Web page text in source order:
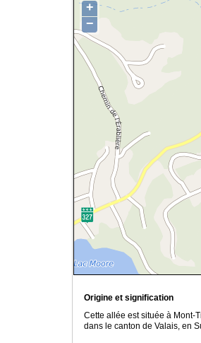
+
−
Origine et signification
Cette allée est située à Mont-
dans le canton de Valais, en